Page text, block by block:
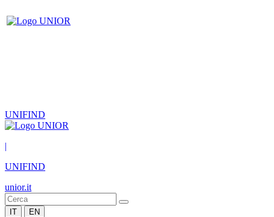
UNIFIND
|
UNIFIND
unior.it
IT EN